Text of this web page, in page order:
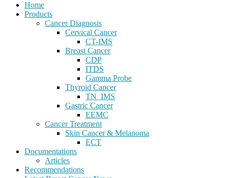
Home
Products
Cancer Diagnosis
Cervical Cancer
CT-IMS
Breast Cancer
CDP
ITDS
Gamma Probe
Thyroid Cancer
TN_IMS
Gastric Cancer
EEMC
Cancer Treatment
Skin Cancer & Melanoma
ECT
Documentations
Articles
Recommendations